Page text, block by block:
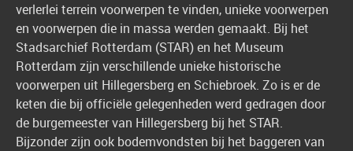
verlerlei terrein voorwerpen te vinden, unieke voorwerpen
en voorwerpen die in massa werden gemaakt. Bij het
Stadsarchief Rotterdam (STAR) en het Museum
Rotterdam zijn verschillende unieke historische
voorwerpen uit Hillegersberg en Schiebroek. Zo is er de
keten die bij officiële gelegenheden werd gedragen door
de burgemeester van Hillegersberg bij het STAR.
Bijzonder zijn ook bodemvondsten bij het baggeren van